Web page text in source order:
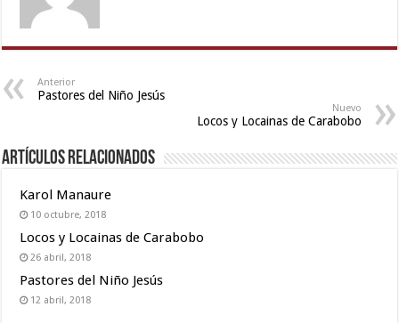
by
devar,
xnxx
com
hd
hd,
xxx
desi
girl
hd
video,
Anterior
Pastores del Niño Jesús
Nuevo
Locos y Locainas de Carabobo
Artículos relacionados
Karol Manaure
10 octubre, 2018
Locos y Locainas de Carabobo
26 abril, 2018
Pastores del Niño Jesús
12 abril, 2018